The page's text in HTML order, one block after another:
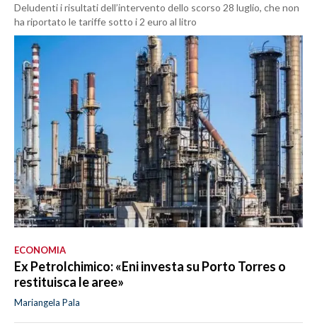
Deludenti i risultati dell’intervento dello scorso 28 luglio, che non
ha riportato le tariffe sotto i 2 euro al litro
ECONOMIA
Ex Petrolchimico: «Eni investa su Porto Torres o
restituisca le aree»
Mariangela Pala